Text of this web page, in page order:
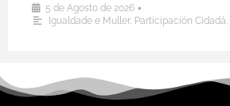
5 de Agosto de 2026 •
Igualdade e Muller, Participación Cidadá,